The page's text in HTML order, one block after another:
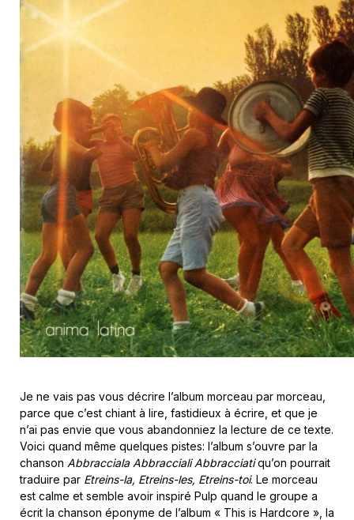
Je ne vais pas vous décrire l’album morceau par morceau,
parce que c’est chiant à lire, fastidieux à écrire, et que je
n’ai pas envie que vous abandonniez la lecture de ce texte.
Voici quand même quelques pistes: l’album s’ouvre par la
chanson Abbracciala Abbracciali Abbracciatiqu’on pourrait
traduire par Etreins-la, Etreins-les, Etreins-toi. Le morceau
est calme et semble avoir inspiré Pulp quand le groupe a
écrit la chanson éponyme de l’album « This is Hardcore », la